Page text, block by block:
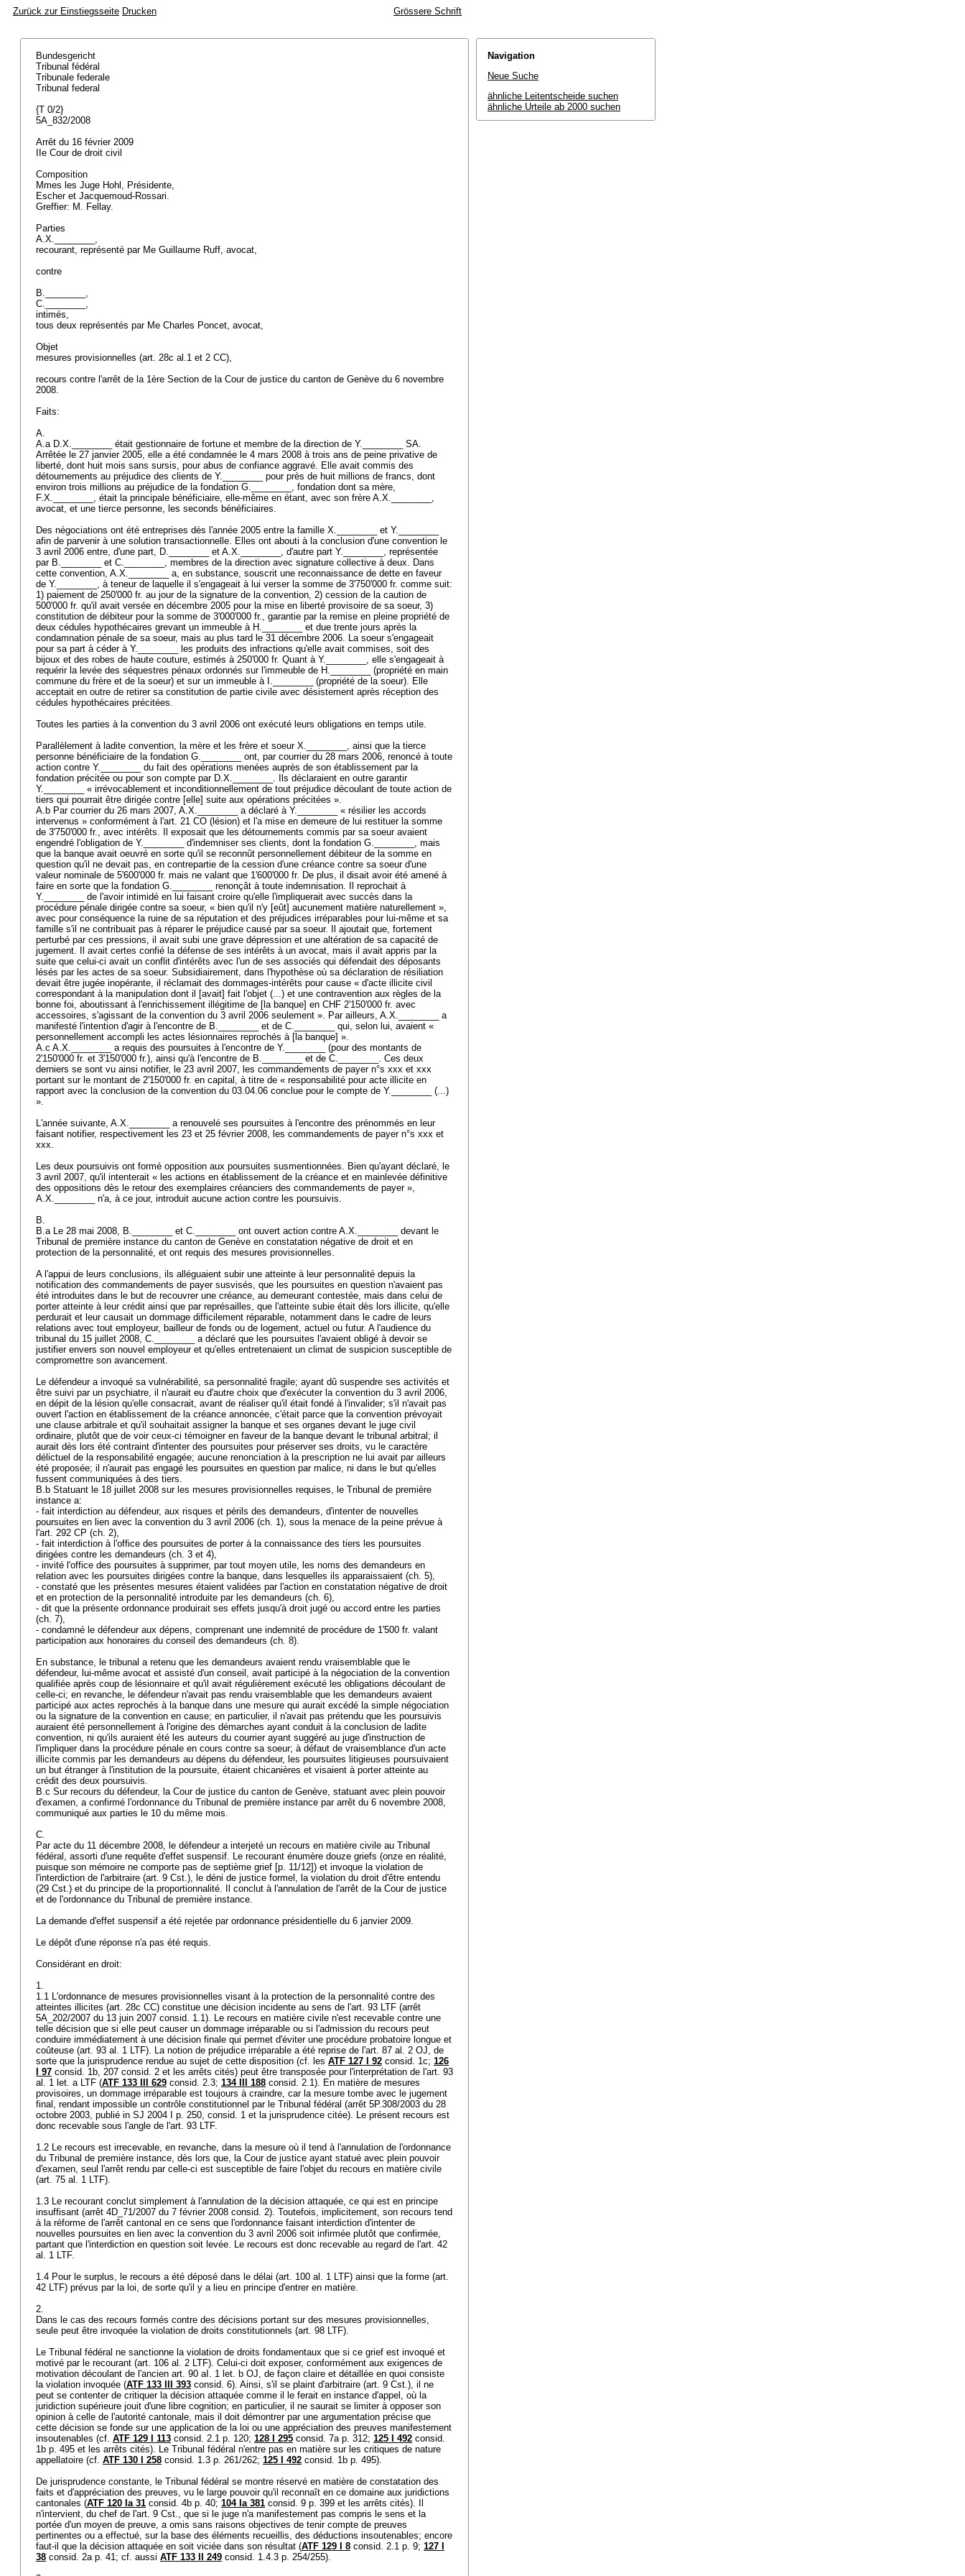
Zurück zur Einstiegsseite Drucken Grössere Schrift
Bundesgericht
Tribunal fédéral
Tribunale federale
Tribunal federal
{T 0/2}
5A_832/2008
Arrêt du 16 février 2009
IIe Cour de droit civil
Composition
Mmes les Juge Hohl, Présidente,
Escher et Jacquemoud-Rossari.
Greffier: M. Fellay.
Parties
A.X.________,
recourant, représenté par Me Guillaume Ruff, avocat,
contre
B.________,
C.________,
intimés,
tous deux représentés par Me Charles Poncet, avocat,
Objet
mesures provisionnelles (art. 28c al.1 et 2 CC),
recours contre l'arrêt de la 1ère Section de la Cour de justice du canton de Genève du 6 novembre
2008.
Faits:
A.
A.a D.X.________ était gestionnaire de fortune et membre de la direction de Y.________ SA.
Arrêtée le 27 janvier 2005, elle a été condamnée le 4 mars 2008 à trois ans de peine privative de
liberté, dont huit mois sans sursis, pour abus de confiance aggravé. Elle avait commis des
détournements au préjudice des clients de Y.________ pour près de huit millions de francs, dont
environ trois millions au préjudice de la fondation G.________, fondation dont sa mère,
F.X.________, était la principale bénéficiaire, elle-même en étant, avec son frère A.X.________,
avocat, et une tierce personne, les seconds bénéficiaires.
Des négociations ont été entreprises dès l'année 2005 entre la famille X.________ et Y.________
afin de parvenir à une solution transactionnelle. Elles ont abouti à la conclusion d'une convention le
3 avril 2006 entre, d'une part, D.________ et A.X.________, d'autre part Y.________, représentée
par B.________ et C.________, membres de la direction avec signature collective à deux. Dans
cette convention, A.X.________ a, en substance, souscrit une reconnaissance de dette en faveur
de Y.________, à teneur de laquelle il s'engageait à lui verser la somme de 3'750'000 fr. comme suit:
1) paiement de 250'000 fr. au jour de la signature de la convention, 2) cession de la caution de
500'000 fr. qu'il avait versée en décembre 2005 pour la mise en liberté provisoire de sa soeur, 3)
constitution de débiteur pour la somme de 3'000'000 fr., garantie par la remise en pleine propriété de
deux cédules hypothécaires grevant un immeuble à H.________ et due trente jours après la
condamnation pénale de sa soeur, mais au plus tard le 31 décembre 2006. La soeur s'engageait
pour sa part à céder à Y.________ les produits des infractions qu'elle avait commises, soit des
bijoux et des robes de haute couture, estimés à 250'000 fr. Quant à Y.________, elle s'engageait à
requérir la levée des séquestres pénaux ordonnés sur l'immeuble de H.________ (propriété en main
commune du frère et de la soeur) et sur un immeuble à I.________ (propriété de la soeur). Elle
acceptait en outre de retirer sa constitution de partie civile avec désistement après réception des
cédules hypothécaires précitées.
Toutes les parties à la convention du 3 avril 2006 ont exécuté leurs obligations en temps utile.
Parallèlement à ladite convention, la mère et les frère et soeur X.________, ainsi que la tierce
personne bénéficiaire de la fondation G.________ ont, par courrier du 28 mars 2006, renoncé à toute
action contre Y.________ du fait des opérations menées auprès de son établissement par la
fondation précitée ou pour son compte par D.X.________. Ils déclaraient en outre garantir
Y.________ « irrévocablement et inconditionnellement de tout préjudice découlant de toute action de
tiers qui pourrait être dirigée contre [elle] suite aux opérations précitées ».
A.b Par courrier du 26 mars 2007, A.X.________ a déclaré à Y.________ « résilier les accords
intervenus » conformément à l'art. 21 CO (lésion) et l'a mise en demeure de lui restituer la somme
de 3'750'000 fr., avec intérêts. Il exposait que les détournements commis par sa soeur avaient
engendré l'obligation de Y.________ d'indemniser ses clients, dont la fondation G.________, mais
que la banque avait oeuvré en sorte qu'il se reconnût personnellement débiteur de la somme en
question qu'il ne devait pas, en contrepartie de la cession d'une créance contre sa soeur d'une
valeur nominale de 5'600'000 fr. mais ne valant que 1'600'000 fr. De plus, il disait avoir été amené à
faire en sorte que la fondation G.________ renonçât à toute indemnisation. Il reprochait à
Y.________ de l'avoir intimidé en lui faisant croire qu'elle l'impliquerait avec succès dans la
procédure pénale dirigée contre sa soeur, « bien qu'il n'y [eût] aucunement matière naturellement »,
avec pour conséquence la ruine de sa réputation et des préjudices irréparables pour lui-même et sa
famille s'il ne contribuait pas à réparer le préjudice causé par sa soeur. Il ajoutait que, fortement
perturbé par ces pressions, il avait subi une grave dépression et une altération de sa capacité de
jugement. Il avait certes confié la défense de ses intérêts à un avocat, mais il avait appris par la
suite que celui-ci avait un conflit d'intérêts avec l'un de ses associés qui défendait des déposants
lésés par les actes de sa soeur. Subsidiairement, dans l'hypothèse où sa déclaration de résiliation
devait être jugée inopérante, il réclamait des dommages-intérêts pour cause « d'acte illicite civil
correspondant à la manipulation dont il [avait] fait l'objet (...) et une contravention aux règles de la
bonne foi, aboutissant à l'enrichissement illégitime de [la banque] en CHF 2'150'000 fr. avec
accessoires, s'agissant de la convention du 3 avril 2006 seulement ». Par ailleurs, A.X.________ a
manifesté l'intention d'agir à l'encontre de B.________ et de C.________ qui, selon lui, avaient «
personnellement accompli les actes lésionnaires reprochés à [la banque] ».
A.c A.X.________ a requis des poursuites à l'encontre de Y.________ (pour des montants de
2'150'000 fr. et 3'150'000 fr.), ainsi qu'à l'encontre de B.________ et de C.________. Ces deux
derniers se sont vu ainsi notifier, le 23 avril 2007, les commandements de payer n°s xxx et xxx
portant sur le montant de 2'150'000 fr. en capital, à titre de « responsabilité pour acte illicite en
rapport avec la conclusion de la convention du 03.04.06 conclue pour le compte de Y.________ (...)
».
L'année suivante, A.X.________ a renouvelé ses poursuites à l'encontre des prénommés en leur
faisant notifier, respectivement les 23 et 25 février 2008, les commandements de payer n°s xxx et
xxx.
Les deux poursuivis ont formé opposition aux poursuites susmentionnées. Bien qu'ayant déclaré, le
3 avril 2007, qu'il intenterait « les actions en établissement de la créance et en mainlevée définitive
des oppositions dès le retour des exemplaires créanciers des commandements de payer »,
A.X.________ n'a, à ce jour, introduit aucune action contre les poursuivis.
B.
B.a Le 28 mai 2008, B.________ et C.________ ont ouvert action contre A.X.________ devant le
Tribunal de première instance du canton de Genève en constatation négative de droit et en
protection de la personnalité, et ont requis des mesures provisionnelles.
A l'appui de leurs conclusions, ils alléguaient subir une atteinte à leur personnalité depuis la
notification des commandements de payer susvisés, que les poursuites en question n'avaient pas
été introduites dans le but de recouvrer une créance, au demeurant contestée, mais dans celui de
porter atteinte à leur crédit ainsi que par représailles, que l'atteinte subie était dès lors illicite, qu'elle
perdurait et leur causait un dommage difficilement réparable, notamment dans le cadre de leurs
relations avec tout employeur, bailleur de fonds ou de logement, actuel ou futur. A l'audience du
tribunal du 15 juillet 2008, C.________ a déclaré que les poursuites l'avaient obligé à devoir se
justifier envers son nouvel employeur et qu'elles entretenaient un climat de suspicion susceptible de
compromettre son avancement.
Le défendeur a invoqué sa vulnérabilité, sa personnalité fragile; ayant dû suspendre ses activités et
être suivi par un psychiatre, il n'aurait eu d'autre choix que d'exécuter la convention du 3 avril 2006,
en dépit de la lésion qu'elle consacrait, avant de réaliser qu'il était fondé à l'invalider; s'il n'avait pas
ouvert l'action en établissement de la créance annoncée, c'était parce que la convention prévoyait
une clause arbitrale et qu'il souhaitait assigner la banque et ses organes devant le juge civil
ordinaire, plutôt que de voir ceux-ci témoigner en faveur de la banque devant le tribunal arbitral; il
aurait dès lors été contraint d'intenter des poursuites pour préserver ses droits, vu le caractère
délictuel de la responsabilité engagée; aucune renonciation à la prescription ne lui avait par ailleurs
été proposée; il n'aurait pas engagé les poursuites en question par malice, ni dans le but qu'elles
fussent communiquées à des tiers.
B.b Statuant le 18 juillet 2008 sur les mesures provisionnelles requises, le Tribunal de première
instance a:
- fait interdiction au défendeur, aux risques et périls des demandeurs, d'intenter de nouvelles
poursuites en lien avec la convention du 3 avril 2006 (ch. 1), sous la menace de la peine prévue à
l'art. 292 CP (ch. 2),
- fait interdiction à l'office des poursuites de porter à la connaissance des tiers les poursuites
dirigées contre les demandeurs (ch. 3 et 4),
- invité l'office des poursuites à supprimer, par tout moyen utile, les noms des demandeurs en
relation avec les poursuites dirigées contre la banque, dans lesquelles ils apparaissaient (ch. 5),
- constaté que les présentes mesures étaient validées par l'action en constatation négative de droit
et en protection de la personnalité introduite par les demandeurs (ch. 6),
- dit que la présente ordonnance produirait ses effets jusqu'à droit jugé ou accord entre les parties
(ch. 7),
- condamné le défendeur aux dépens, comprenant une indemnité de procédure de 1'500 fr. valant
participation aux honoraires du conseil des demandeurs (ch. 8).
En substance, le tribunal a retenu que les demandeurs avaient rendu vraisemblable que le
défendeur, lui-même avocat et assisté d'un conseil, avait participé à la négociation de la convention
qualifiée après coup de lésionnaire et qu'il avait régulièrement exécuté les obligations découlant de
celle-ci; en revanche, le défendeur n'avait pas rendu vraisemblable que les demandeurs avaient
participé aux actes reprochés à la banque dans une mesure qui aurait excédé la simple négociation
ou la signature de la convention en cause; en particulier, il n'avait pas prétendu que les poursuivis
auraient été personnellement à l'origine des démarches ayant conduit à la conclusion de ladite
convention, ni qu'ils auraient été les auteurs du courrier ayant suggéré au juge d'instruction de
l'impliquer dans la procédure pénale en cours contre sa soeur; à défaut de vraisemblance d'un acte
illicite commis par les demandeurs au dépens du défendeur, les poursuites litigieuses poursuivaient
un but étranger à l'institution de la poursuite, étaient chicanières et visaient à porter atteinte au
crédit des deux poursuivis.
B.c Sur recours du défendeur, la Cour de justice du canton de Genève, statuant avec plein pouvoir
d'examen, a confirmé l'ordonnance du Tribunal de première instance par arrêt du 6 novembre 2008,
communiqué aux parties le 10 du même mois.
C.
Par acte du 11 décembre 2008, le défendeur a interjeté un recours en matière civile au Tribunal
fédéral, assorti d'une requête d'effet suspensif. Le recourant énumère douze griefs (onze en réalité,
puisque son mémoire ne comporte pas de septième grief [p. 11/12]) et invoque la violation de
l'interdiction de l'arbitraire (art. 9 Cst.), le déni de justice formel, la violation du droit d'être entendu
(29 Cst.) et du principe de la proportionnalité. Il conclut à l'annulation de l'arrêt de la Cour de justice
et de l'ordonnance du Tribunal de première instance.
La demande d'effet suspensif a été rejetée par ordonnance présidentielle du 6 janvier 2009.
Le dépôt d'une réponse n'a pas été requis.
Considérant en droit:
1.
1.1 L'ordonnance de mesures provisionnelles visant à la protection de la personnalité contre des
atteintes illicites (art. 28c CC) constitue une décision incidente au sens de l'art. 93 LTF (arrêt
5A_202/2007 du 13 juin 2007 consid. 1.1). Le recours en matière civile n'est recevable contre une
telle décision que si elle peut causer un dommage irréparable ou si l'admission du recours peut
conduire immédiatement à une décision finale qui permet d'éviter une procédure probatoire longue et
coûteuse (art. 93 al. 1 LTF). La notion de préjudice irréparable a été reprise de l'art. 87 al. 2 OJ, de
sorte que la jurisprudence rendue au sujet de cette disposition (cf. les ATF 127 I 92 consid. 1c; 126
I 97 consid. 1b, 207 consid. 2 et les arrêts cités) peut être transposée pour l'interprétation de l'art. 93
al. 1 let. a LTF (ATF 133 III 629 consid. 2.3; 134 III 188 consid. 2.1). En matière de mesures
provisoires, un dommage irréparable est toujours à craindre, car la mesure tombe avec le jugement
final, rendant impossible un contrôle constitutionnel par le Tribunal fédéral (arrêt 5P.308/2003 du 28
octobre 2003, publié in SJ 2004 I p. 250, consid. 1 et la jurisprudence citée). Le présent recours est
donc recevable sous l'angle de l'art. 93 LTF.
1.2 Le recours est irrecevable, en revanche, dans la mesure où il tend à l'annulation de l'ordonnance
du Tribunal de première instance, dès lors que, la Cour de justice ayant statué avec plein pouvoir
d'examen, seul l'arrêt rendu par celle-ci est susceptible de faire l'objet du recours en matière civile
(art. 75 al. 1 LTF).
1.3 Le recourant conclut simplement à l'annulation de la décision attaquée, ce qui est en principe
insuffisant (arrêt 4D_71/2007 du 7 février 2008 consid. 2). Toutefois, implicitement, son recours tend
à la réforme de l'arrêt cantonal en ce sens que l'ordonnance faisant interdiction d'intenter de
nouvelles poursuites en lien avec la convention du 3 avril 2006 soit infirmée plutôt que confirmée,
partant que l'interdiction en question soit levée. Le recours est donc recevable au regard de l'art. 42
al. 1 LTF.
1.4 Pour le surplus, le recours a été déposé dans le délai (art. 100 al. 1 LTF) ainsi que la forme (art.
42 LTF) prévus par la loi, de sorte qu'il y a lieu en principe d'entrer en matière.
2.
Dans le cas des recours formés contre des décisions portant sur des mesures provisionnelles,
seule peut être invoquée la violation de droits constitutionnels (art. 98 LTF).
Le Tribunal fédéral ne sanctionne la violation de droits fondamentaux que si ce grief est invoqué et
motivé par le recourant (art. 106 al. 2 LTF). Celui-ci doit exposer, conformément aux exigences de
motivation découlant de l'ancien art. 90 aI. 1 let. b OJ, de façon claire et détaillée en quoi consiste
la violation invoquée (ATF 133 III 393 consid. 6). Ainsi, s'il se plaint d'arbitraire (art. 9 Cst.), il ne
peut se contenter de critiquer la décision attaquée comme il le ferait en instance d'appel, où la
juridiction supérieure jouit d'une libre cognition; en particulier, il ne saurait se limiter à opposer son
opinion à celle de l'autorité cantonale, mais il doit démontrer par une argumentation précise que
cette décision se fonde sur une application de la loi ou une appréciation des preuves manifestement
insoutenables (cf. ATF 129 I 113 consid. 2.1 p. 120; 128 I 295 consid. 7a p. 312; 125 I 492 consid.
1b p. 495 et les arrêts cités). Le Tribunal fédéral n'entre pas en matière sur les critiques de nature
appellatoire (cf. ATF 130 I 258 consid. 1.3 p. 261/262; 125 I 492 consid. 1b p. 495).
De jurisprudence constante, le Tribunal fédéral se montre réservé en matière de constatation des
faits et d'appréciation des preuves, vu le large pouvoir qu'il reconnaît en ce domaine aux juridictions
cantonales (ATF 120 Ia 31 consid. 4b p. 40; 104 Ia 381 consid. 9 p. 399 et les arrêts cités). Il
n'intervient, du chef de l'art. 9 Cst., que si le juge n'a manifestement pas compris le sens et la
portée d'un moyen de preuve, a omis sans raisons objectives de tenir compte de preuves
pertinentes ou a effectué, sur la base des éléments recueillis, des déductions insoutenables; encore
faut-il que la décision attaquée en soit viciée dans son résultat (ATF 129 I 8 consid. 2.1 p. 9; 127 I
38 consid. 2a p. 41; cf. aussi ATF 133 II 249 consid. 1.4.3 p. 254/255).
Navigation
Neue Suche
ähnliche Leitentscheide suchen
ähnliche Urteile ab 2000 suchen